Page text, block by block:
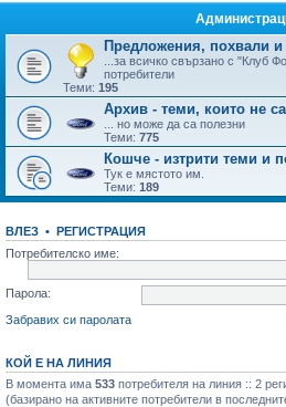
Предложения, похвали и
...за всичко свързано с "Клуб
потребители
Теми: 195
Архив - теми, които не
... но може да са полезни
Теми: 775
Кошче - изтрити теми и
Тук е мястото им.
Теми: 189
ВЛЕЗ • РЕГИСТРАЦИЯ
Потребителско име:
Парола:
Забравих си паролата
КОЙ Е НА ЛИНИЯ
В момента има 533 потребителя на линия :: 2
(базирано на активните потребители в